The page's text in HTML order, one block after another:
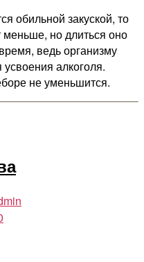
обильной закуской, то
меньше, но длиться оно
ведь организму
алкоголя.
не уменьшится.